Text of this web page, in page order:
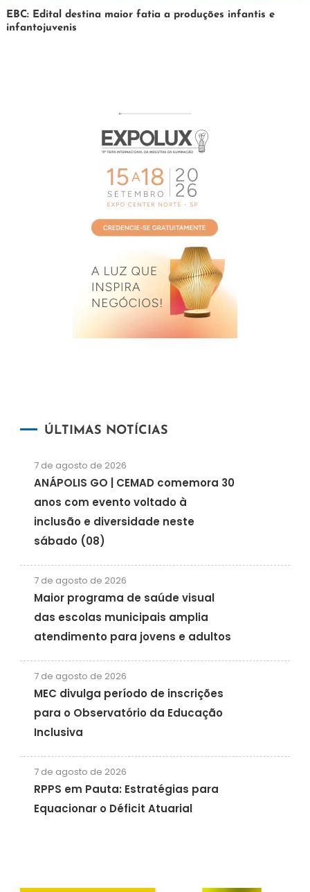
31
de
Redação
EBC: Edital destina maior fatia a produções infantis e
infantojuvenis
ÚLTIMAS NOTÍCIAS
7 de agosto de 2026
ANÁPOLIS GO | CEMAD comemora 30
anos com evento voltado à
inclusão e diversidade neste
sábado (08)
7 de agosto de 2026
Maior programa de saúde visual
das escolas municipais amplia
atendimento para jovens e adultos
7 de agosto de 2026
MEC divulga período de inscrições
para o Observatório da Educação
Inclusiva
7 de agosto de 2026
RPPS em Pauta: Estratégias para
Equacionar o Déficit Atuarial